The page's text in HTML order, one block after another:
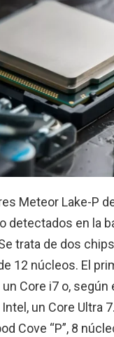
Meteor Lake-P
detectados en la
trata de dos
12 núcleos. El
Core i7 o, según
un Core Ultra
Cove “P”, 8